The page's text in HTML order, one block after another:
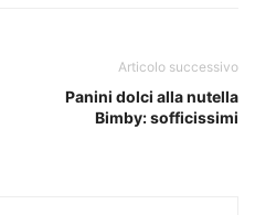
Articolo successivo
Panini dolci alla nutella
Bimby: sofficissimi